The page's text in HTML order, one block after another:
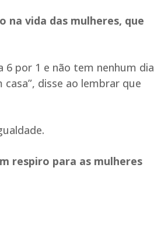
vida das mulheres, que
6 por 1 e não tem nenhum dia
disse ao lembrar que
respiro para as mulheres